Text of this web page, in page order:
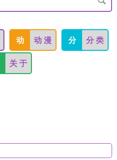
动 动 漫 分 分 类
关 于